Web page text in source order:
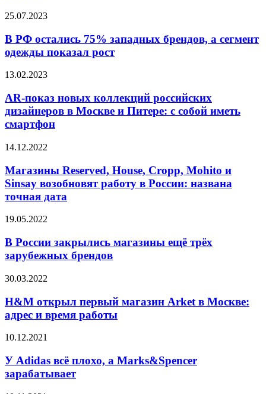
25.07.2023
В РФ остались 75% западных брендов, а сегмент
одежды показал рост
13.02.2023
AR-показ новых коллекций российских
дизайнеров в Москве и Питере: с собой иметь
смартфон
14.12.2022
Магазины Reserved, House, Cropp, Mohito и
Sinsay возобновят работу в России: названа
точная дата
19.05.2022
В России закрылись магазины ещё трёх
зарубежных брендов
30.03.2022
H&M открыл первый магазин Arket в Москве:
адрес и время работы
10.12.2021
У Adidas всё плохо, а Marks&Spencer
зарабатывает